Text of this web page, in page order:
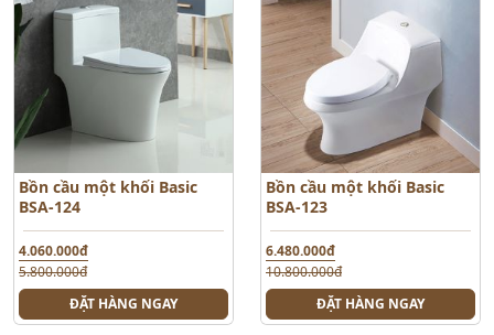
Bồn cầu một khối Basic
BSA-124
4.060.000đ
5.800.000đ
ĐẶT HÀNG NGAY
Bồn cầu một khối Basic
BSA-123
6.480.000đ
10.800.000đ
ĐẶT HÀNG NGAY